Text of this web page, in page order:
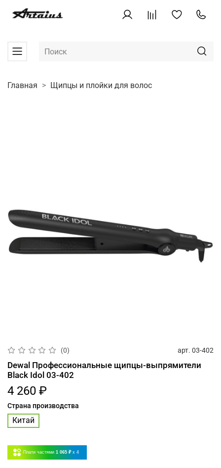
Главная Щипцы и плойки для волос
(0) арт. 03-402
Dewal Профессиональные щипцы-выпрямители
Black Idol 03-402
4 260 ₽
Страна производства
Китай
Плати частями 1 065 ₽ x 4